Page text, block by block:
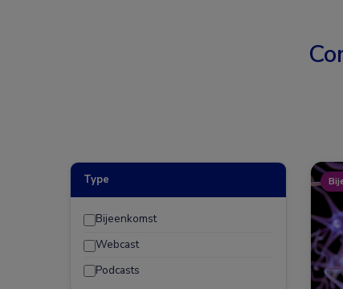
Type
Bijeenkomst
Webcast
Podcasts